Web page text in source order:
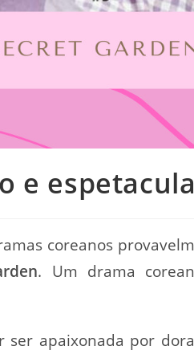
e
coreanos
. Um drama
ser apaixonada por